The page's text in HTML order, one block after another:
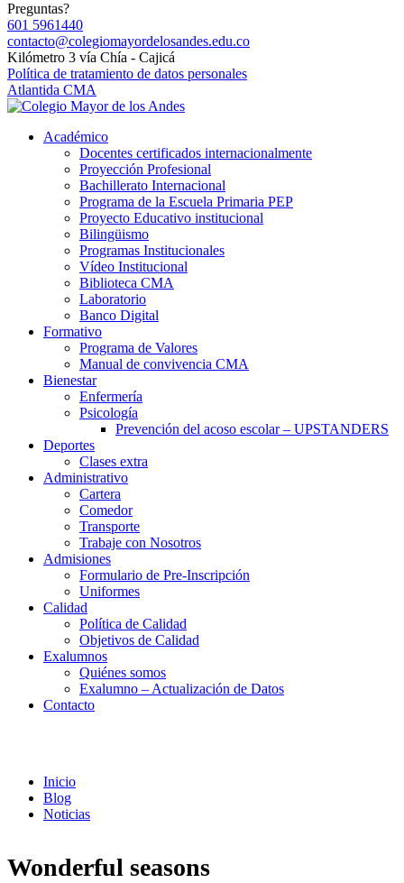
Preguntas?
601 5961440
contacto@colegiomayordelosandes.edu.co
Kilómetro 3 vía Chía - Cajicá
Política de tratamiento de datos personales
Atlantida CMA
Académico
Docentes certificados internacionalmente
Proyección Profesional
Bachillerato Internacional
Programa de la Escuela Primaria PEP
Proyecto Educativo institucional
Bilingüismo
Programas Institucionales
Vídeo Institucional
Biblioteca CMA
Laboratorio
Banco Digital
Formativo
Programa de Valores
Manual de convivencia CMA
Bienestar
Enfermería
Psicología
Prevención del acoso escolar – UPSTANDERS
Deportes
Clases extra
Administrativo
Cartera
Comedor
Transporte
Trabaje con Nosotros
Admisiones
Formulario de Pre-Inscripción
Uniformes
Calidad
Política de Calidad
Objetivos de Calidad
Exalumnos
Quiénes somos
Exalumno – Actualización de Datos
Contacto
Inicio
Blog
Noticias
Wonderful seasons